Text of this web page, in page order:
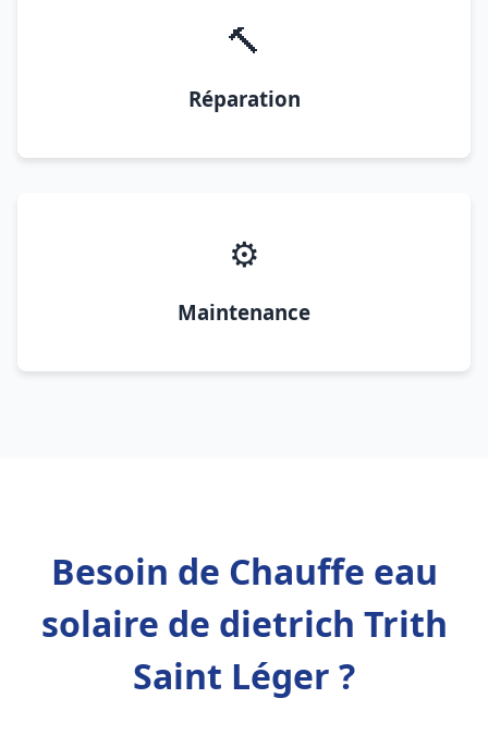
🔨
Réparation
⚙️
Maintenance
Besoin de Chauffe eau
solaire de dietrich Trith
Saint Léger ?